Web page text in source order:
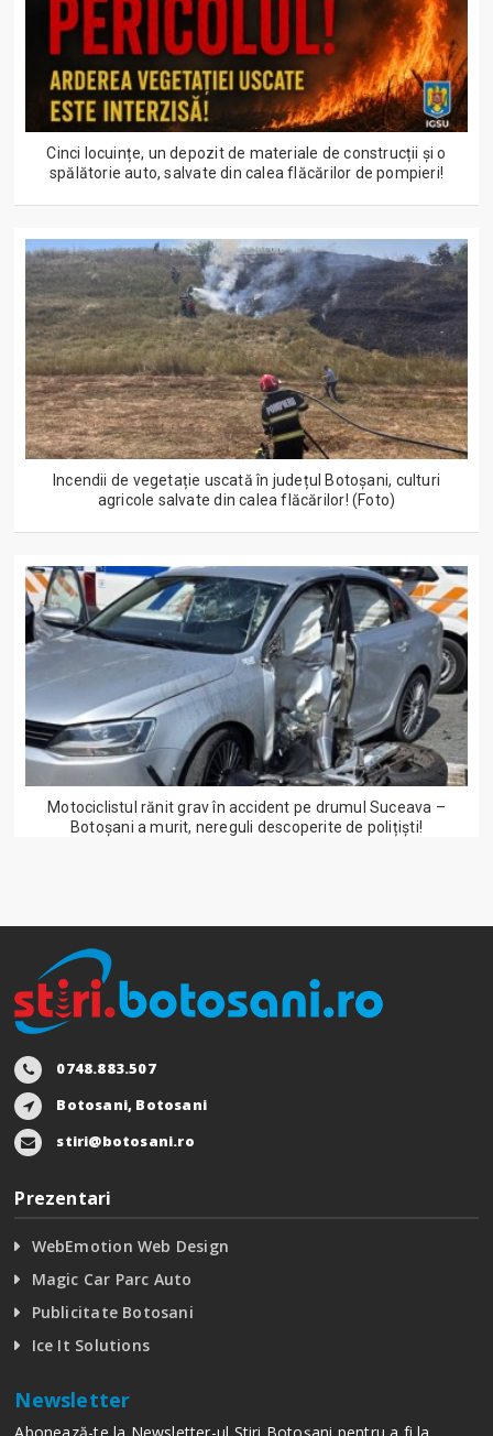
Cinci locuințe, un depozit de materiale de construcții și o
spălătorie auto, salvate din calea flăcărilor de pompieri!
Incendii de vegetație uscată în județul Botoșani, culturi
agricole salvate din calea flăcărilor! (Foto)
Motociclistul rănit grav în accident pe drumul Suceava –
Botoșani a murit, nereguli descoperite de polițiști!
0748.883.507
Botosani, Botosani
stiri@botosani.ro
Prezentari
WebEmotion Web Design
Magic Car Parc Auto
Publicitate Botosani
Ice It Solutions
Newsletter